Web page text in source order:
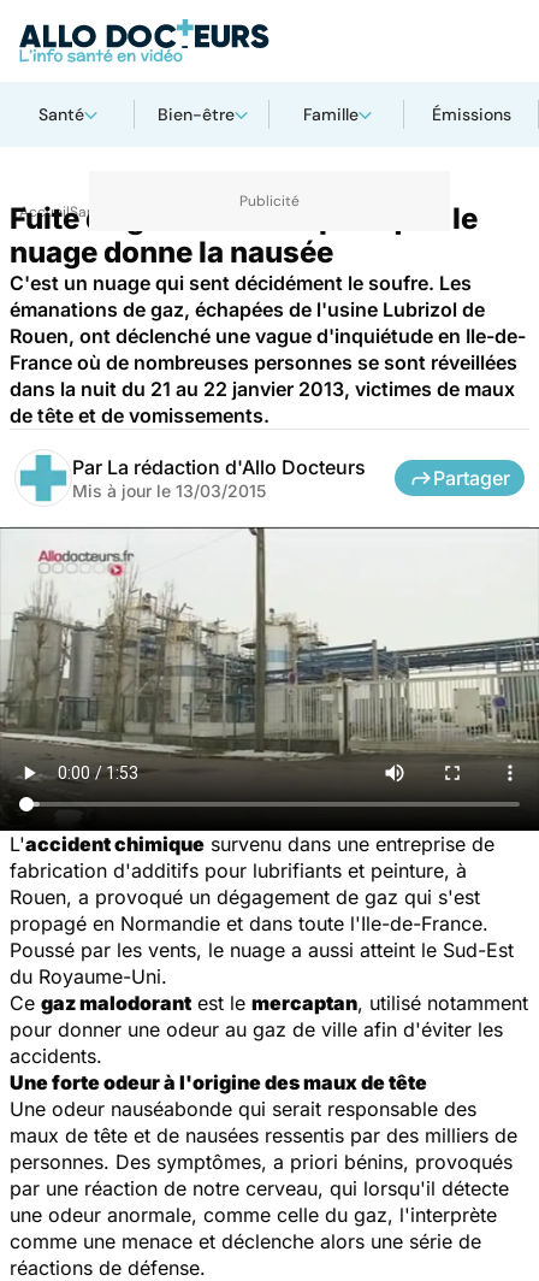
Santé Bien-être Famille Émissions
AccueilSanté
Fuite de gaz à Rouen : pourquoi le
nuage donne la nausée
C'est un nuage qui sent décidément le soufre. Les
émanations de gaz, échapées de l'usine Lubrizol de
Rouen, ont déclenché une vague d'inquiétude en Ile-de-
France où de nombreuses personnes se sont réveillées
dans la nuit du 21 au 22 janvier 2013, victimes de maux
de tête et de vomissements.
Par La rédaction d'Allo Docteurs
Mis à jour le 13/03/2015
Partager
L'accident chimique survenu dans une entreprise de
fabrication d'additifs pour lubrifiants et peinture, à
Rouen, a provoqué un dégagement de gaz qui s'est
propagé en Normandie et dans toute l'Ile-de-France.
Poussé par les vents, le nuage a aussi atteint le Sud-Est
du Royaume-Uni.
Ce gaz malodorant est le mercaptan, utilisé notamment
pour donner une odeur au gaz de ville afin d'éviter les
accidents.
Une forte odeur à l'origine des maux de tête
Une odeur nauséabonde qui serait responsable des
maux de tête et de nausées ressentis par des milliers de
personnes. Des symptômes, a priori bénins, provoqués
par une réaction de notre cerveau, qui lorsqu'il détecte
une odeur anormale, comme celle du gaz, l'interprète
comme une menace et déclenche alors une série de
réactions de défense.